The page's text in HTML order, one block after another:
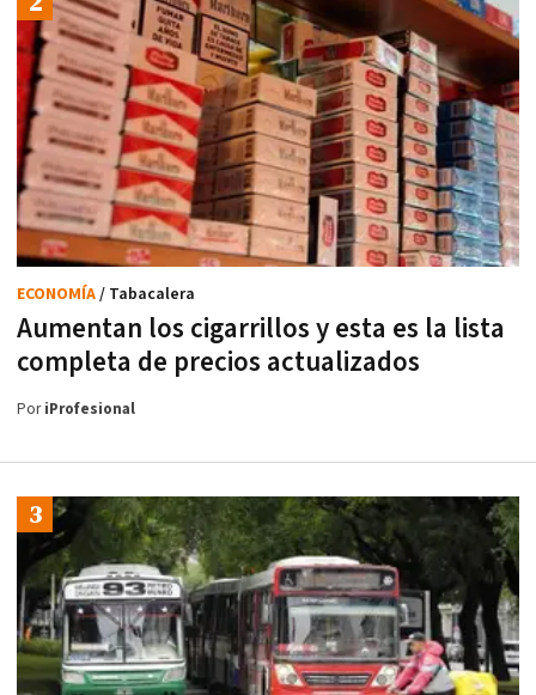
Aumentan los cigarrillos y esta es la lista
completa de precios actualizados
ECONOMÍA/ Tabacalera
PoriProfesional